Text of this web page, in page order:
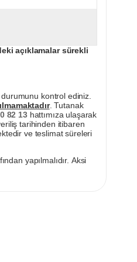
açıklamalar sürekli
kontrol ediniz.
. Tutanak
82 13hattımıza ulaşarak
tarihinden itibaren
ve teslimat süreleri
yapılmalıdır. Aksi